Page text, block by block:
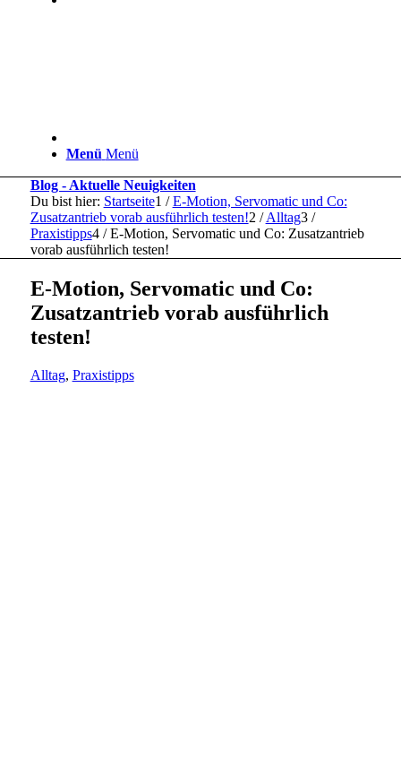
Menü Menü
Blog - Aktuelle Neuigkeiten
Du bist hier: Startseite1 / E-Motion, Servomatic und Co:
Zusatzantrieb vorab ausführlich testen!2 / Alltag3 /
Praxistipps4 / E-Motion, Servomatic und Co: Zusatzantrieb
vorab ausführlich testen!
E-Motion, Servomatic und Co:
Zusatzantrieb vorab ausführlich
testen!
Alltag, Praxistipps